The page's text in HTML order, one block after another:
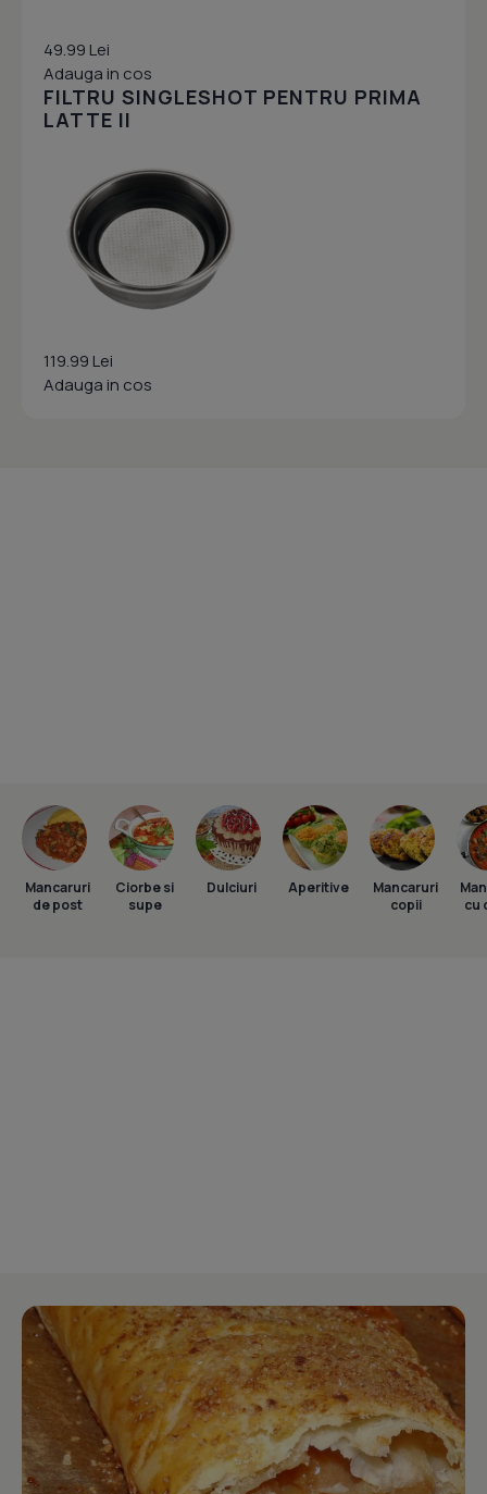
49.99 Lei
Adauga in cos
FILTRU SINGLESHOT PENTRU PRIMA
LATTE II
119.99 Lei
Adauga in cos
Mancaruri
de post
Ciorbe si
supe
Dulciuri Aperitive
Mancaruri
copii
cu